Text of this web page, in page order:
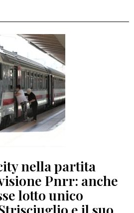
nella partita
Pnrr: anche
lotto unico